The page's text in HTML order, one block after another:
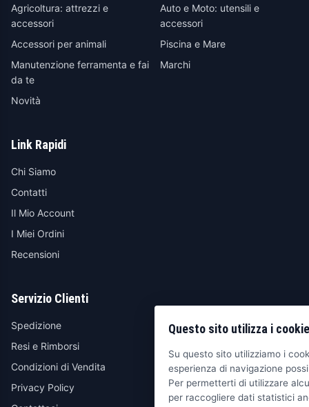
Agricoltura: attrezzi e
accessori
Auto e Moto: utensili e
accessori
Accessori per animali
Piscina e Mare
Manutenzione ferramenta e fai
da te
Marchi
Novità
Link Rapidi
Chi Siamo
Contatti
Il Mio Account
I Miei Ordini
Recensioni
Servizio Clienti
Spedizione
Resi e Rimborsi
Condizioni di Vendita
Privacy Policy
Questo sito utilizza i cookie
Su questo sito utilizziamo i
esperienza di navigazione
Per permetterti di utilizzare
per raccogliere dati statistici